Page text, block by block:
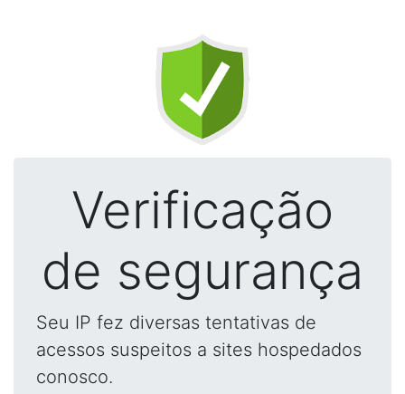
Verificação
de segurança
Seu IP fez diversas tentativas de
acessos suspeitos a sites hospedados
conosco.